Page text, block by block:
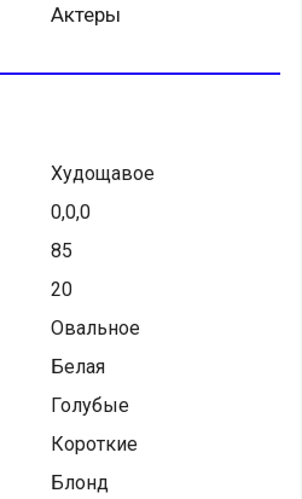
Актеры
Худощавое
0,0,0
85
20
Овальное
Белая
Голубые
Короткие
Блонд